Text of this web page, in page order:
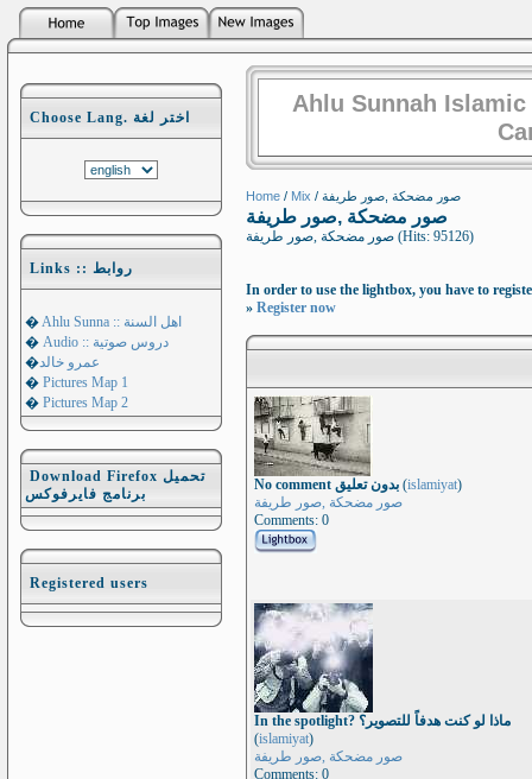
Choose Lang. اختر لغة
Links :: روابط
�
Ahlu Sunna :: اهل السنة
�
Audio :: دروس صوتية
�عمرو خالد
� Pictures Map 1
� Pictures Map 2
Download Firefox تحميل
برنامج فايرفوكس
Registered users
Ahlu Sunnah
Home / Mix / صور مضحكة ,صور طريفة
صور مضحكة ,صور طريفة
صور مضحكة ,صور طريفة (Hits: 95126)
In order to use the lightbox, you have to
» Register now
No comment بدون تعليق (islamiyat)
صور مضحكة ,صور طريفة
Comments: 0
In the spotlight? ماذا لو كنت هدفاً للتصوير؟
(islamiyat)
صور مضحكة ,صور طريفة
Comments: 0